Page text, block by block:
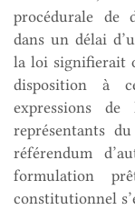
procédurale de
dans un délai
la loi signifierait
disposition à
expressions
représentants
référendum
formulation
constitutionnel